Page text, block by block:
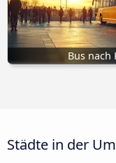
Bus nach
Städte in der